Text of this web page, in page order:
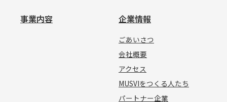
事業内容 企業情報
ごあいさつ
会社概要
アクセス
MUSVIをつくる人たち
パートナー企業